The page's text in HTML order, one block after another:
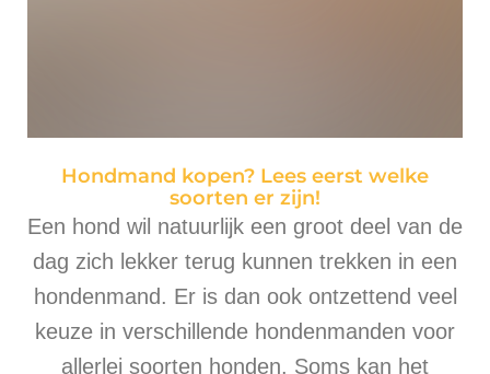
Hondmand kopen? Lees eerst welke
soorten er zijn!
Een hond wil natuurlijk een groot deel van de
dag zich lekker terug kunnen trekken in een
hondenmand. Er is dan ook ontzettend veel
keuze in verschillende hondenmanden voor
allerlei soorten honden. Soms kan het